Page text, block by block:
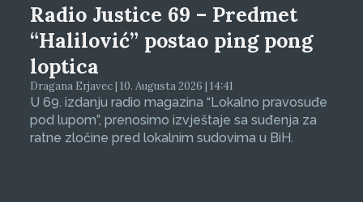
Radio Justice 69 – Predmet
“Halilović” postao ping pong
loptica
Dragana Erjavec | 10. Augusta 2026 | 14:41
U 69. izdanju radio magazina “Lokalno pravosuđe
pod lupom”, prenosimo izvještaje sa suđenja za
ratne zločine pred lokalnim sudovima u BiH.